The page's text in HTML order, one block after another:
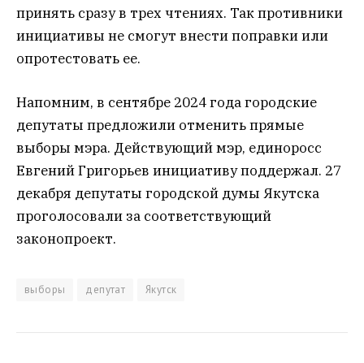
принять сразу в трех чтениях. Так противники
инициативы не смогут внести поправки или
опротестовать ее.
Напомним, в сентябре 2024 года городские
депутаты предложили отменить прямые
выборы мэра. Действующий мэр, единоросс
Евгений Григорьев инициативу поддержал. 27
декабря депутаты городской думы Якутска
проголосовали за соответствующий
законопроект.
выборы депутат Якутск